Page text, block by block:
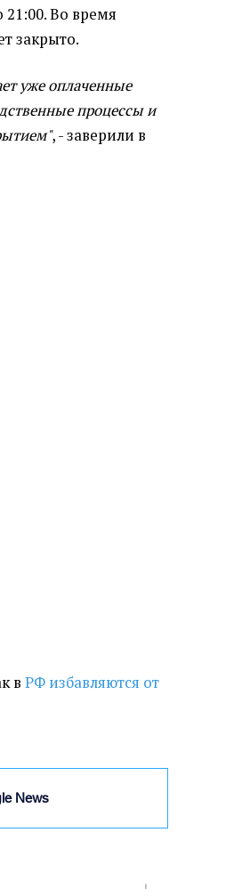
21:00. Во время
закрыто.
уже оплаченные
процессы и
, - заверили в
вРФ избавляются от
News